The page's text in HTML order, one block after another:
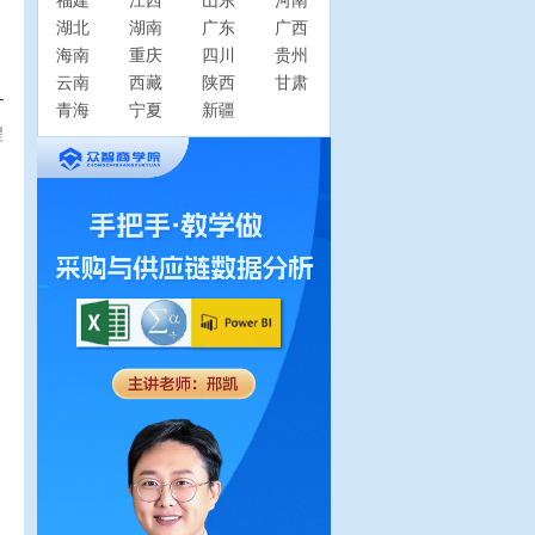
湖北
湖南 广东
广西
海南
重庆 四川
贵州
云南
西藏 陕西
甘肃
青海
宁夏 新疆